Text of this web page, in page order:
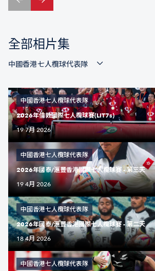
全部相片集
中國香港七人欖球代表隊
中國香港七人欖球代表隊
2026年倫敦國際七人欖球賽(LIT7s)
19 7月 2026
中國香港七人欖球代表隊
2026年國泰/滙豐香港國際七人欖球賽 - 第三天
19 4月 2026
中國香港七人欖球代表隊
2026年國泰/滙豐香港國際七人欖球賽 - 第二天
18 4月 2026
中國香港七人欖球代表隊